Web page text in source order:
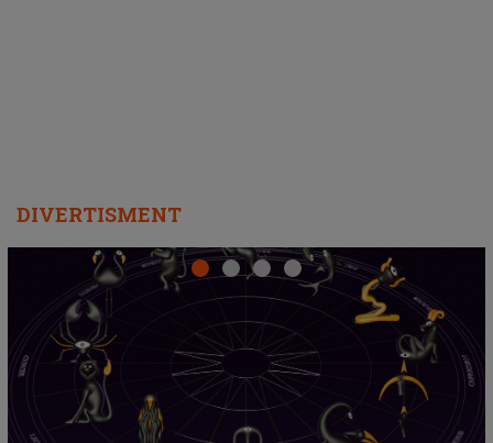
în
Emanuel a ținut ACEST DETALIU ASCUNS
acum! În fața Alexandrei, concurentul din
face o MĂRTURISIRE NEAȘTEPTATĂ despre
sa: "I-am spus și ei în față, eu nu te iubesc